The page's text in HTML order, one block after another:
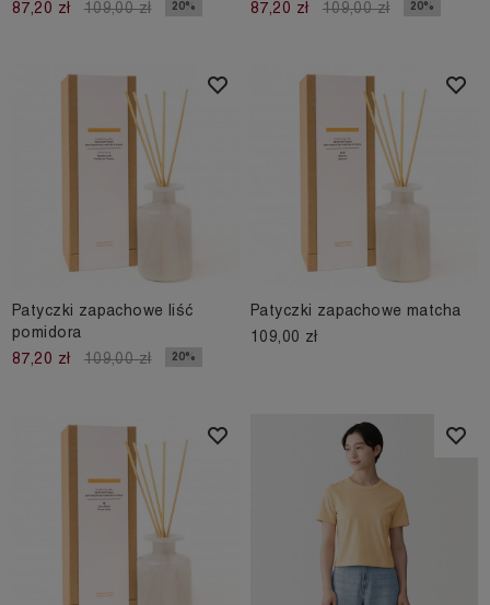
87,20 zł 109,00 zł 20% 87,20 zł 109,00 zł 20%
Patyczki zapachowe liść
pomidora
87,20 zł
109,00 zł 20%
Patyczki zapachowe matcha
109,00 zł